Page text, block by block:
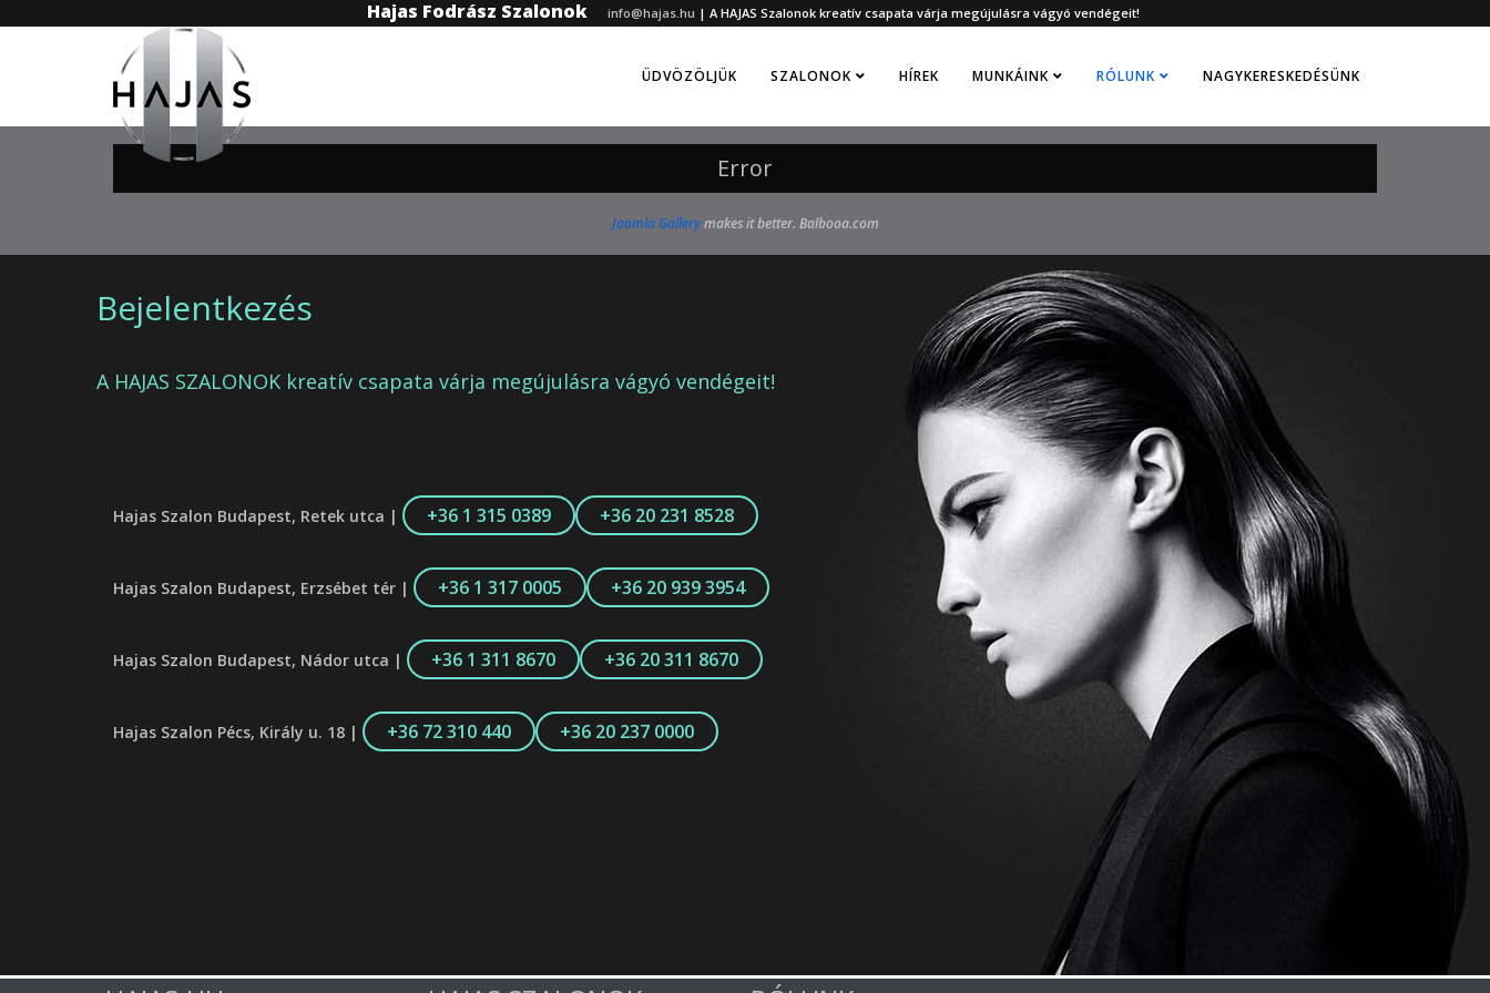
Hajas Fodrász Szalonok info@hajas.hu | A HAJAS Szalonok kreatív csapata várja megújulásra vágyó vendégeit!
ÜDVÖZÖLJÜK SZALONOK HÍREK MUNKÁINK RÓLUNK NAGYKERESKEDÉSÜNK
Error
Joomla Gallerymakes it better. Balbooa.com
Bejelentkezés
A HAJAS SZALONOK kreatív csapata várja megújulásra vágyó vendégeit!
Hajas Szalon Budapest, Retek utca | +36 1 315 0389 +36 20 231 8528
Hajas Szalon Budapest, Erzsébet tér | +36 1 317 0005 +36 20 939 3954
Hajas Szalon Budapest, Nádor utca | +36 1 311 8670 +36 20 311 8670
Hajas Szalon Pécs, Király u. 18 | +36 72 310 440 +36 20 237 0000